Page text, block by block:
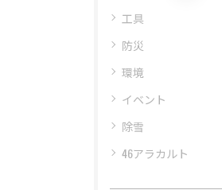
工具
防災
環境
イベント
除雪
46アラカルト